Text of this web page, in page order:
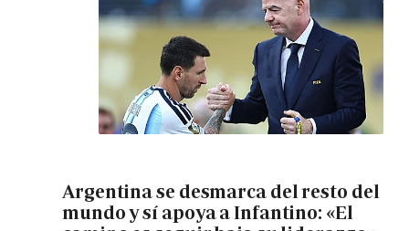
Argentina se desmarca del resto del
mundo y sí apoya a Infantino: «El